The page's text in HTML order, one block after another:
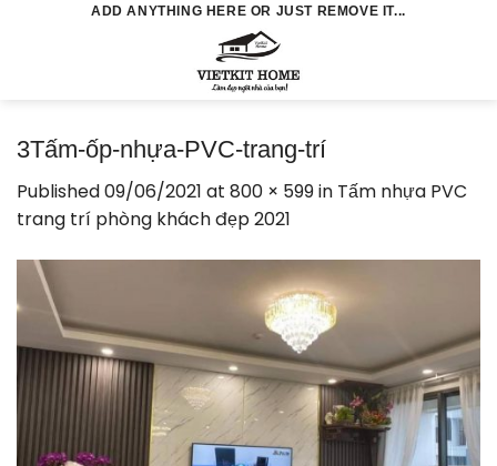
ADD ANYTHING HERE OR JUST REMOVE IT...
3Tấm-ốp-nhựa-PVC-trang-trí
Published09/06/2021 at 800 × 599in Tấm nhựa PVC
trang trí phòng khách đẹp 2021